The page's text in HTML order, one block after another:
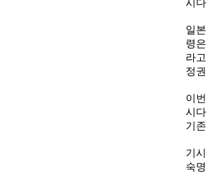
시
일
령
라
정
이
시
기
기
숙